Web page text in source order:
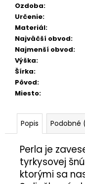
Ozdoba:
Určenie:
Materiál:
Najväčší obvod:
Najmenší obvod:
Výška:
Šírka:
Pôvod:
Miesto:
Popis Podobné
Perla je
tyrkysovej
ktorými sa